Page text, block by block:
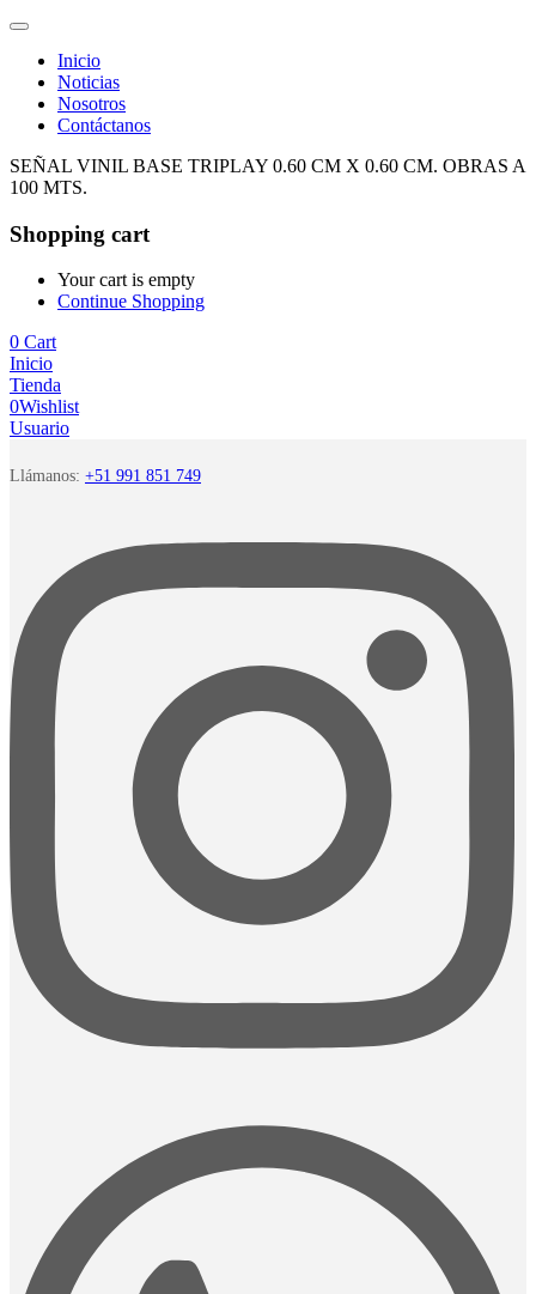
Inicio
Noticias
Nosotros
Contáctanos
SEÑAL VINIL BASE TRIPLAY 0.60 CM X 0.60 CM. OBRAS A
100 MTS.
Shopping cart
Your cart is empty
Continue Shopping
0 Cart
Inicio
Tienda
0Wishlist
Usuario
Llámanos: +51 991 851 749